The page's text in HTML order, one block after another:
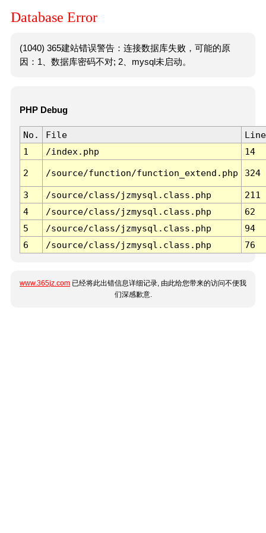
Database Error
(1040) 365建站错误警告：连接数据库失败，可能的原
因：1、数据库密码不对; 2、mysql未启动。
PHP Debug
No. File
Line
1
/index.php 14
2 /source/function/function_extend.php 324
3 /source/class/jzmysql.class.php
211
4
/source/class/jzmysql.class.php
62
5
/source/class/jzmysql.class.php
94
6
/source/class/jzmysql.class.php 76
www.365jz.com 已经将此出错信息详细记录, 由此给您带来的访问不便我
们深感歉意.